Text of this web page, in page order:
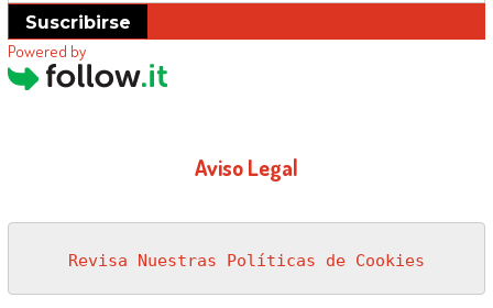
Suscribirse
Powered by
Aviso Legal
Revisa Nuestras Políticas de Cookies